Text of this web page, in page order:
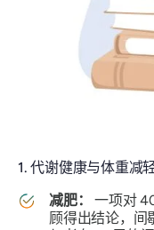
1. 代谢健康与体重减
减肥：
一项对
顾得出结论，间